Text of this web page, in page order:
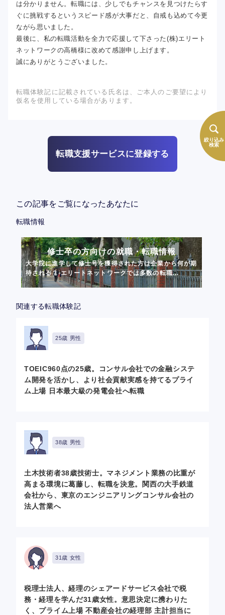
絞り込み
検索
は分かりません。転職には、少しでもチャンスを見つけたらす
ぐに挑戦するというスピード感が大事だと、自戒も込めて今更
ながら思いました。
最後に、私の転職活動を全力で応援して下さった(株)エリート
ネットワークの高橋様に改めて感謝申し上げます。
誠にありがとうございました。
転職体験記に記載されている氏名は、ご本人のご要望により
仮名を使用している場合があります。
転職支援サービスに登録する
この記事をご覧になったあなたに
転職情報
修士卒の方向けの就職・転職情報
大学院に進学して修士号を獲得された方は企業から何が期
待される？ エリートネットワークでは多数の転職...
関連する転職体験記
25歳 男性
TOEIC960点の25歳。コンサル会社での金融システ
ム開発を活かし、より社会貢献実感を持てるプライ
ム上場 日本最大級の発電会社へ転職
38歳 男性
土木技術者38歳技術士。マネジメント業務の比重が
高まる環境に葛藤し、転職を決意。関西の大手鉄道
会社から、東京のエンジニアリングコンサル会社の
法人営業へ
31歳 女性
税理士法人、経理のシェアードサービス会社で税
務・経理を学んだ31歳女性。意思決定に携わりた
く、プライム上場 不動産会社の経理部 主計担当に